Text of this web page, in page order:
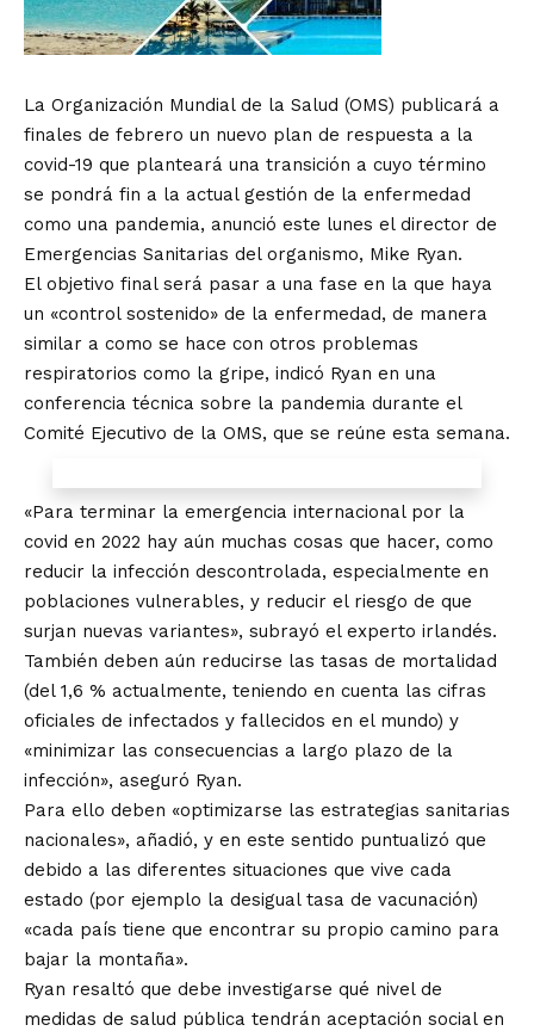
La Organización Mundial de la Salud (OMS) publicará a
finales de febrero un nuevo plan de respuesta a la
covid-19 que planteará una transición a cuyo término
se pondrá fin a la actual gestión de la enfermedad
como una pandemia, anunció este lunes el director de
Emergencias Sanitarias del organismo, Mike Ryan.
El objetivo final será pasar a una fase en la que haya
un «control sostenido» de la enfermedad, de manera
similar a como se hace con otros problemas
respiratorios como la gripe, indicó Ryan en una
conferencia técnica sobre la pandemia durante el
Comité Ejecutivo de la OMS, que se reúne esta semana.
«Para terminar la emergencia internacional por la
covid en 2022 hay aún muchas cosas que hacer, como
reducir la infección descontrolada, especialmente en
poblaciones vulnerables, y reducir el riesgo de que
surjan nuevas variantes», subrayó el experto irlandés.
También deben aún reducirse las tasas de mortalidad
(del 1,6 % actualmente, teniendo en cuenta las cifras
oficiales de infectados y fallecidos en el mundo) y
«minimizar las consecuencias a largo plazo de la
infección», aseguró Ryan.
Para ello deben «optimizarse las estrategias sanitarias
nacionales», añadió, y en este sentido puntualizó que
debido a las diferentes situaciones que vive cada
estado (por ejemplo la desigual tasa de vacunación)
«cada país tiene que encontrar su propio camino para
bajar la montaña».
Ryan resaltó que debe investigarse qué nivel de
medidas de salud pública tendrán aceptación social en